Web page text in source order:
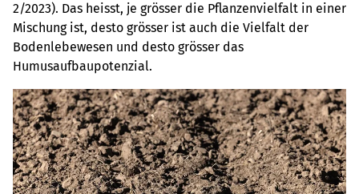
2/2023). Das heisst, je grösser die Pflanzenvielfalt in einer
Mischung ist, desto grösser ist auch die Vielfalt der
Bodenlebewesen und desto grösser das
Humusaufbaupotenzial.